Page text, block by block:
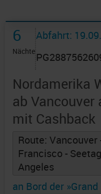
6
Nächte
Abfahrt:
Nordamerika
ab Vancouver
mit Cashback
Route: Vancouver
Francisco -
Angeles
an Bord der